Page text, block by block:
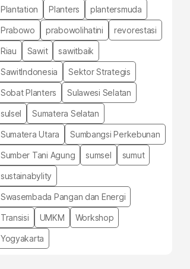
Plantation Planters plantersmuda
Prabowo prabowolihatini revorestasi
Riau Sawit sawitbaik
SawitIndonesia Sektor Strategis
Sobat Planters Sulawesi Selatan
sulsel Sumatera Selatan
Sumatera Utara Sumbangsi Perkebunan
Sumber Tani Agung sumsel sumut
sustainabylity
Swasembada Pangan dan Energi
Transisi UMKM Workshop
Yogyakarta